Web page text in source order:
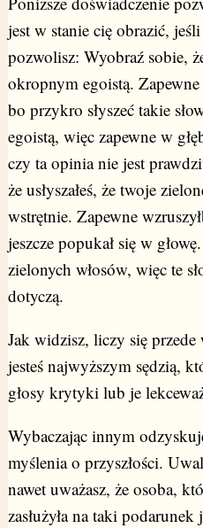
jest w stanie cię obrazić,
pozwolisz: Wyobraź sobie,
okropnym egoistą.
bo przykro słyszeć takie
egoistą, więc zapewne w
czy ta opinia nie jest
że usłyszałeś, że twoje
wstrętnie. Zapewne
jeszcze popukał się w
zielonych włosów, więc te
dotyczą.
Jak widzisz, liczy się
jesteś najwyższym sędzią,
głosy krytyki lub je
Wybaczając innym
myślenia o przyszłości.
nawet uważasz, że osoba,
zasłużyła na taki